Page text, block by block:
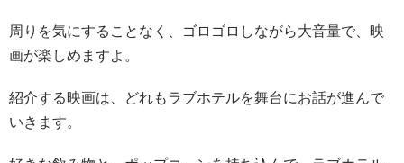
周りを気にすることなく、ゴロゴロしながら大音量で、映
画が楽しめますよ。
紹介する映画は、どれもラブホテルを舞台にお話が進んで
いきます。